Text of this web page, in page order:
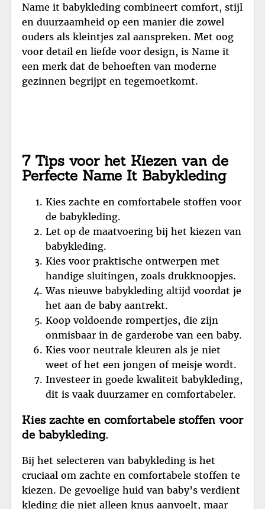
Name it babykleding combineert comfort, stijl
en duurzaamheid op een manier die zowel
ouders als kleintjes zal aanspreken. Met oog
voor detail en liefde voor design, is Name it
een merk dat de behoeften van moderne
gezinnen begrijpt en tegemoetkomt.
7 Tips voor het Kiezen van de
Perfecte Name It Babykleding
Kies zachte en comfortabele stoffen voor
de babykleding.
Let op de maatvoering bij het kiezen van
babykleding.
Kies voor praktische ontwerpen met
handige sluitingen, zoals drukknoopjes.
Was nieuwe babykleding altijd voordat je
het aan de baby aantrekt.
Koop voldoende rompertjes, die zijn
onmisbaar in de garderobe van een baby.
Kies voor neutrale kleuren als je niet
weet of het een jongen of meisje wordt.
Investeer in goede kwaliteit babykleding,
dit is vaak duurzamer en comfortabeler.
Kies zachte en comfortabele stoffen voor
de babykleding.
Bij het selecteren van babykleding is het
cruciaal om zachte en comfortabele stoffen te
kiezen. De gevoelige huid van baby’s verdient
kleding die niet alleen knus aanvoelt, maar